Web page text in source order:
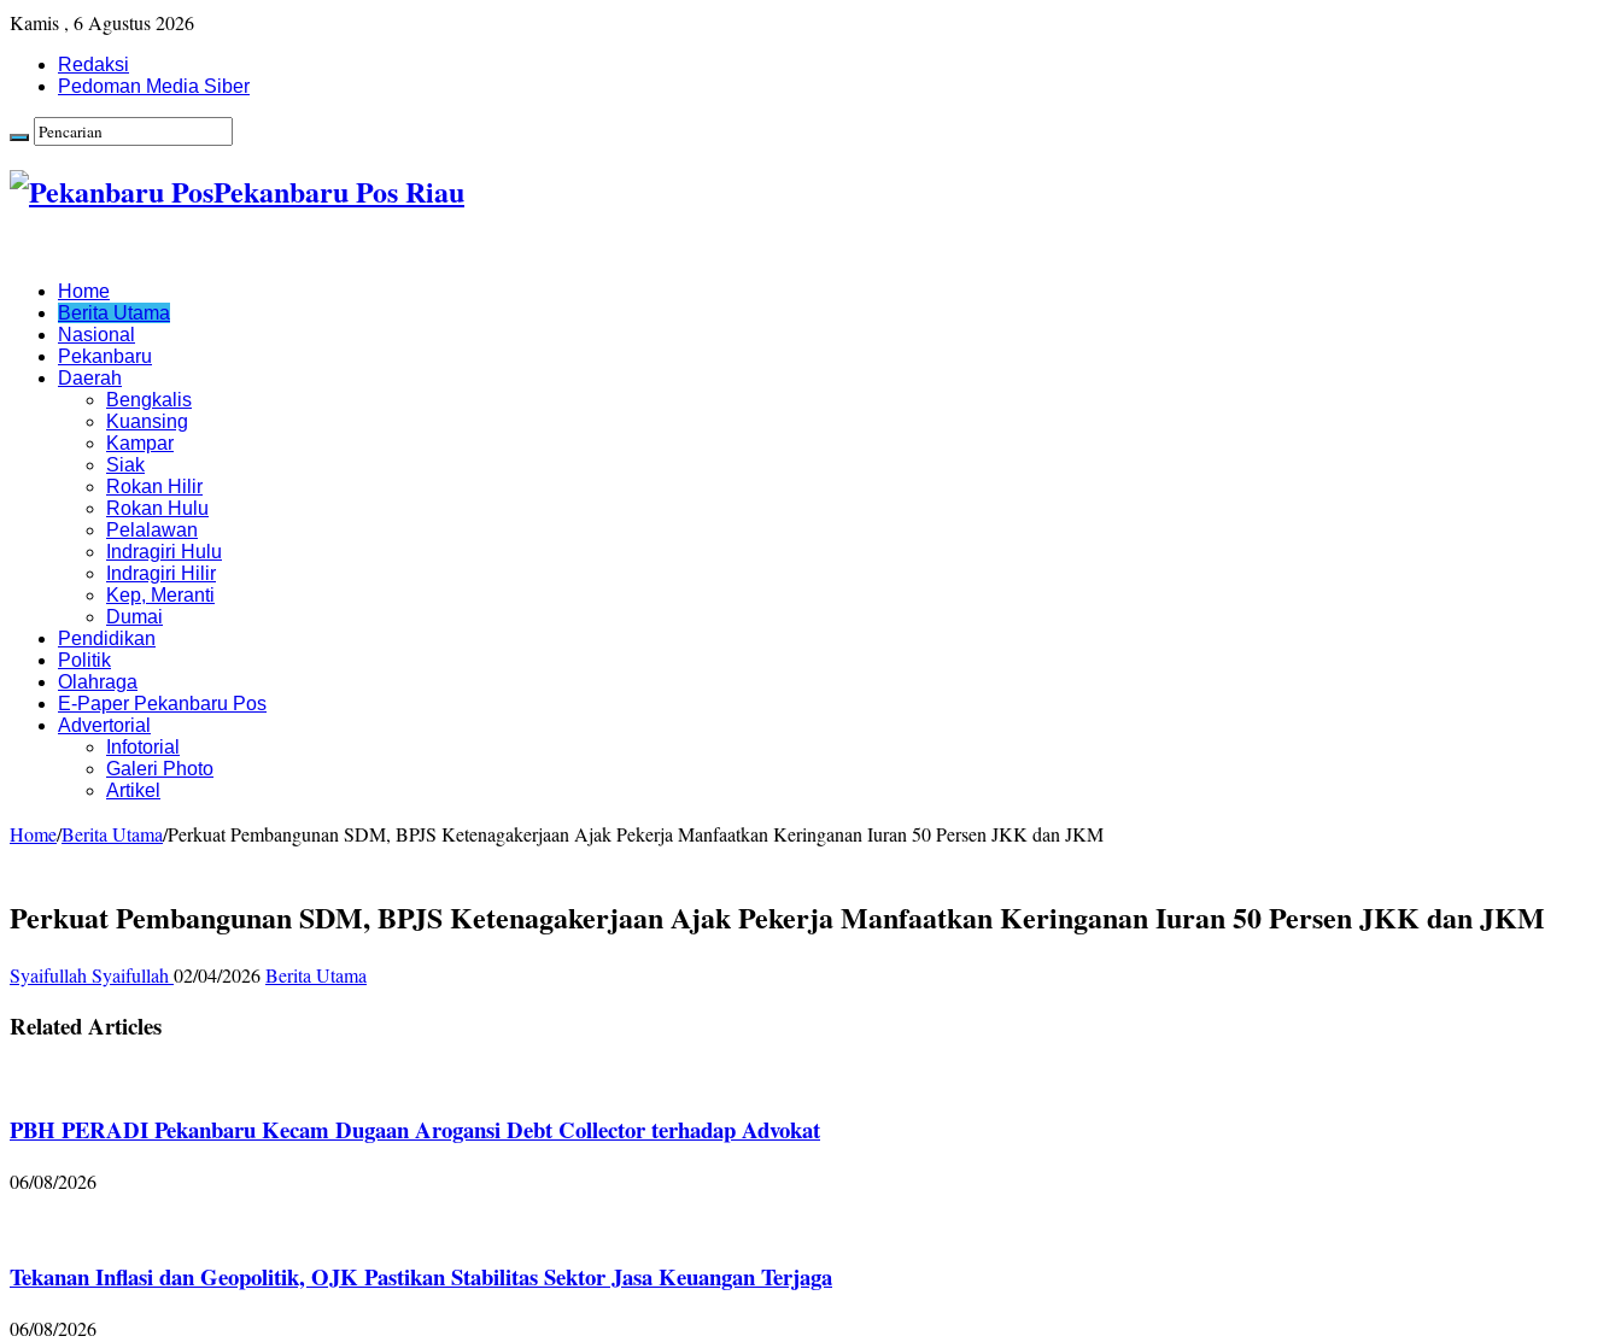
Kamis , 6 Agustus 2026
Redaksi
Pedoman Media Siber
Pekanbaru Pos Riau
Home
Berita Utama
Nasional
Pekanbaru
Daerah
Bengkalis
Kuansing
Kampar
Siak
Rokan Hilir
Rokan Hulu
Pelalawan
Indragiri Hulu
Indragiri Hilir
Kep, Meranti
Dumai
Pendidikan
Politik
Olahraga
E-Paper Pekanbaru Pos
Advertorial
Infotorial
Galeri Photo
Artikel
Home/Berita Utama/Perkuat Pembangunan SDM, BPJS Ketenagakerjaan Ajak Pekerja Manfaatkan Keringanan Iuran 50 Persen JKK dan JKM
Perkuat Pembangunan SDM, BPJS Ketenagakerjaan Ajak Pekerja Manfaatkan Keringanan Iuran 50 Persen JKK dan JKM
Syaifullah Syaifullah 02/04/2026Berita Utama
Related Articles
PBH PERADI Pekanbaru Kecam Dugaan Arogansi Debt Collector terhadap Advokat
06/08/2026
Tekanan Inflasi dan Geopolitik, OJK Pastikan Stabilitas Sektor Jasa Keuangan Terjaga
06/08/2026